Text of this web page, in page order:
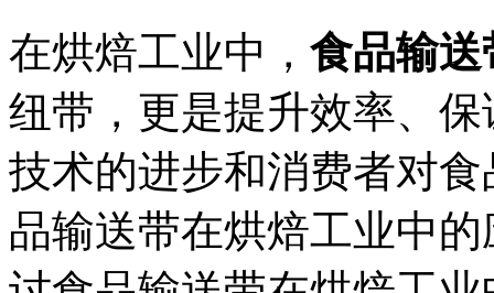
在烘焙工业中， 食品输送
纽带，更是提升效率、
技术的进步和消费者对
品输送带在烘焙工业中